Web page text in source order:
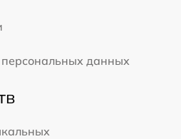
персональных данных